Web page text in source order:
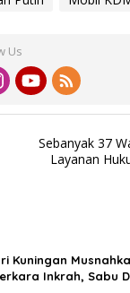
Us
Sebanyak 37
Layanan
Kuningan
Inkrah, Sabu